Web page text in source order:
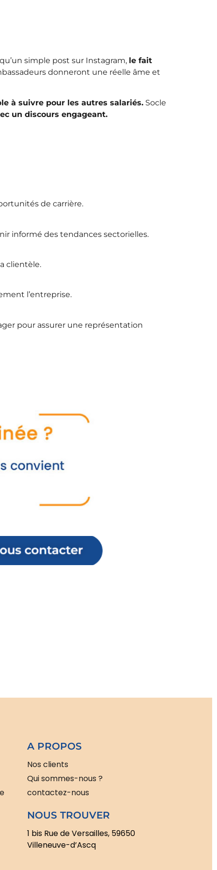
simple post sur Instagram, le fait
donneront une réelle âme et
à suivre pour les autres salariés. Socle
un discours engageant.
de carrière.
informé des tendances sectorielles.​
clientèle.​
l’entreprise.​
pour assurer une représentation
A PROPOS
Nos clients
Qui sommes-nous ?
contactez-nous
NOUS TROUVER
1 bis Rue de Versailles, 59650
Villeneuve-d’Ascq